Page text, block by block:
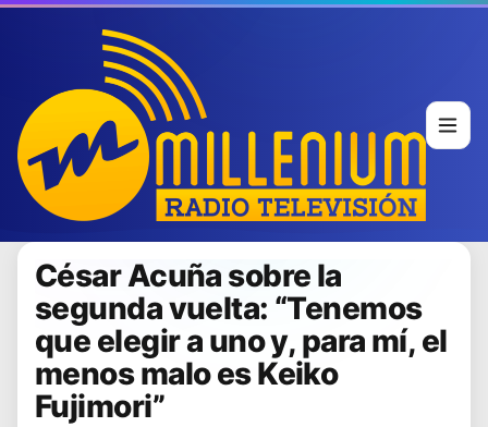
César Acuña sobre la
segunda vuelta: “Tenemos
que elegir a uno y, para mí, el
menos malo es Keiko
Fujimori”